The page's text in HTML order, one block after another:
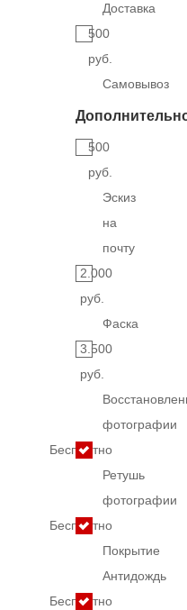
Доставка
500
руб.
Самовывоз
500
руб.
Эскиз
на
почту
2.000
руб.
Фаска
3.500
руб.
фотографии
Бесплатно
Ретушь
фотографии
Бесплатно
Покрытие
Антидождь
Бесплатно